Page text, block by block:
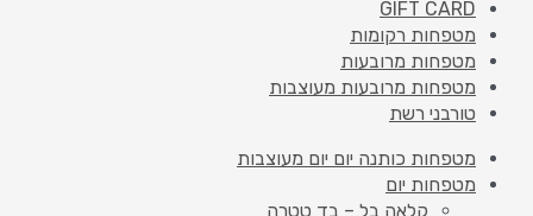
GIFT CARD
מטפחות רקומות
מטפחות מרובעות
מטפחות מרובעות מעוצבות
טורבני רשת
מטפחות כותנה יום יום מעוצבות
מטפחות יום
קלאה בל – בד טטרה